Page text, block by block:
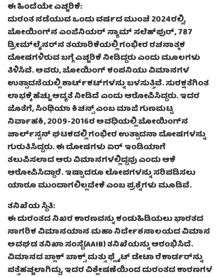
ಈ ಹಿಂದೆಯೇ ಎಚ್ಚರಿಕೆ:
ದುರಂತ ನಡೆಯುವ ಒಂದು ವರ್ಷದ ಮುಂಚೆ 2024ರಲ್ಲಿ,
ಬೋಯಿಂಗ್‌ನ ಎಂಜಿನಿಯರ್ ಸ್ಯಾಮ್ ಸಲೆಹ್‌ಪುರ್, 787
ಡ್ರೀಮ್‌ಲೈನರ್‌ನ ತಯಾರಿಕೆಯಲ್ಲಿ ಗಂಭೀರ ರಚನಾತ್ಮಕ
ದೋಷಗಳಿರುವ ಬಗ್ಗೆ ಎಚ್ಚರಿಕೆ ನೀಡಿದ್ದರು ಎಂದು ಮೂಲಗಳು
ತಿಳಿಸಿವೆ. ಅವರು, ಬೋಯಿಂಗ್ ಕಂಪನಿಯು ವಿಮಾನಗಳ
ಉತ್ಪಾದನೆಯಲ್ಲಿ ಶಾರ್ಟ್‌ಕಟ್‌ಗಳನ್ನು ಬಳಸುತ್ತಿವೆ. ಸುರಕ್ಷತೆಗಿಂತ
ಲಾಭಕ್ಕೆ ಹೆಚ್ಚು ಆದ್ಯತೆ ನೀಡಿದೆ ಎಂದು ಆರೋಪಿಸಿದ್ದರು. ಇದರ
ಜೊತೆಗೆ, ಸಿಂಥಿಯಾ ಕಿಚನ್ಸ್ ಎಂಬ ಮಾಜಿ ಗುಣಮಟ್ಟ
ನಿರ್ವಾಹಕಿ, 2009-2016ರ ಅವಧಿಯಲ್ಲಿ ಬೋಯಿಂಗ್‌ನ
ಚಾರ್ಲ್‌ಸ್ಟನ್ ಘಟಕದಲ್ಲಿ ಗಂಭೀರ ಉತ್ಪಾದನಾ ದೋಷಗಳನ್ನು
ಗುರುತಿಸಿದ್ದರು. ಈ ದೋಷಗಳು ಏರ್ ಇಂಡಿಯಾಗೆ
ತಲುಪಿಸಲಾದ ಆರು ವಿಮಾನಗಳಲ್ಲಿದ್ದವು ಎಂದು ಆಕೆ
ಆರೋಪಿಸಿದ್ದಾರೆ. ಇಷ್ಟಾದರೂ ಲೋಪಗಳನ್ನು ಸರಿಪಡಿಸಲು
ಯಾರೂ ಮುಂದಾಗಲಿಲ್ಲವೇಕೆ ಎಂಬ ಪ್ರಶ್ನೆಗಳು ಮೂಡಿವೆ.
ತನಿಖೆಯ ಸ್ಥಿತಿ:
ಈ ದುರಂತದ ನಿಖರ ಕಾರಣವನ್ನು ಕಂಡುಹಿಡಿಯಲು ಭಾರತದ
ನಾಗರಿಕ ವಿಮಾನಯಾನ ಮಹಾ ನಿರ್ದೇಶನಾಲಯದ ವಿಮಾನ
ಅವಘಡ ತನಿಖಾ ಸಂಸ್ಥೆ(AAIB) ತನಿಖೆಯನ್ನು ಆರಂಭಿಸಿದೆ.
ವಿಮಾನದ ಬ್ಲಾಕ್ ಬಾಕ್ಸ್ ಮತ್ತು ಫ್ಲೈಟ್ ಡೇಟಾ ರೆಕಾರ್ಡರ್‌ನ್ನು
ಪತ್ತೆಹಚ್ಚಲಾಗಿದ್ದು, ಇದರ ವಿಶ್ಲೇಷಣೆಯಿಂದ ದುರಂತದ ಕಾರಣಗಳ